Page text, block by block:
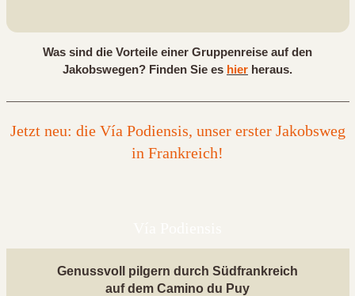
Was sind die Vorteile einer Gruppenreise auf den
Jakobswegen? Finden Sie es hier heraus.
Jetzt neu: die Vía Podiensis, unser erster Jakobsweg
in Frankreich!
Genussvoll pilgern durch Südfrankreich
auf dem Camino du Puy